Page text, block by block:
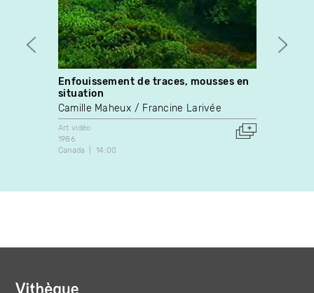
Enfouissement de traces, mousses en
situation
Camille Maheux
Francine Larivée
Art vidéo
1986
Canada
14:00